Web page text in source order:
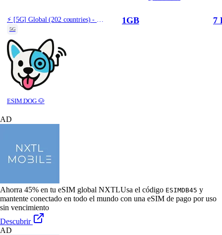
5G
ESIM.DOG 🐶
1GB 7
AD
Ahorra 45% en tu eSIM global NXTLUsa el código ESIMDB45 y
mantente conectado en todo el mundo con una eSIM de pago por uso
sin vencimiento
Descubrir
AD